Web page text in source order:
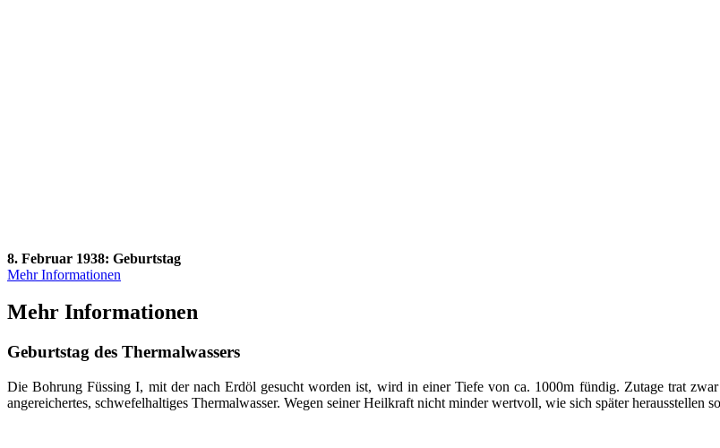
8. Februar 1938: Geburtstag
Mehr Informationen
Mehr Informationen
Geburtstag des Thermalwassers
Die Bohrung Füssing I, mit der nach Erdöl gesucht worden ist, wird in einer Tiefe von ca. 1000m fündig. Zutage trat
angereichertes, schwefelhaltiges Thermalwasser. Wegen seiner Heilkraft nicht minder wertvoll, wie sich später herausstellen